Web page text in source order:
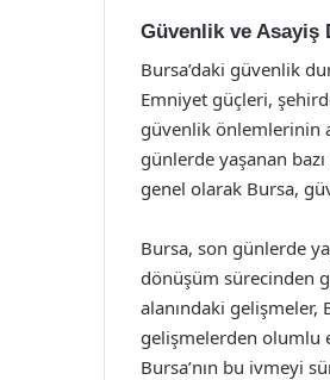
Güvenlik ve Asayiş
Bursa’daki güvenlik
Emniyet güçleri,
güvenlik önlemlerinin
günlerde yaşanan
genel olarak Bursa,
Bursa, son günlerde
dönüşüm sürecinden
alanındaki gelişmeler,
gelişmelerden olumlu
Bursa’nın bu ivmeyi